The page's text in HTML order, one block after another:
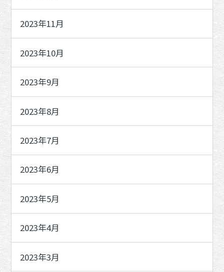
2023年11月
2023年10月
2023年9月
2023年8月
2023年7月
2023年6月
2023年5月
2023年4月
2023年3月